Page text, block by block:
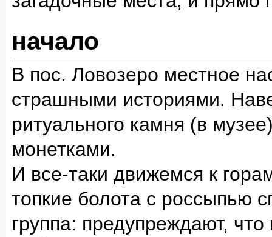
начало
В пос. Ловозеро местное
страшными историями.
ритуального камня (в
монетками.
И все-таки движемся к
топкие болота с россыпью
группа: предупреждают,